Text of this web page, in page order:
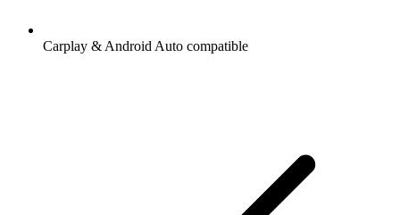
Carplay & Android Auto compatible